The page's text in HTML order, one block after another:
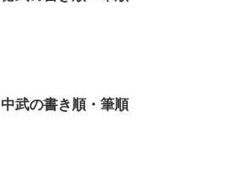
中武の書き順・筆順